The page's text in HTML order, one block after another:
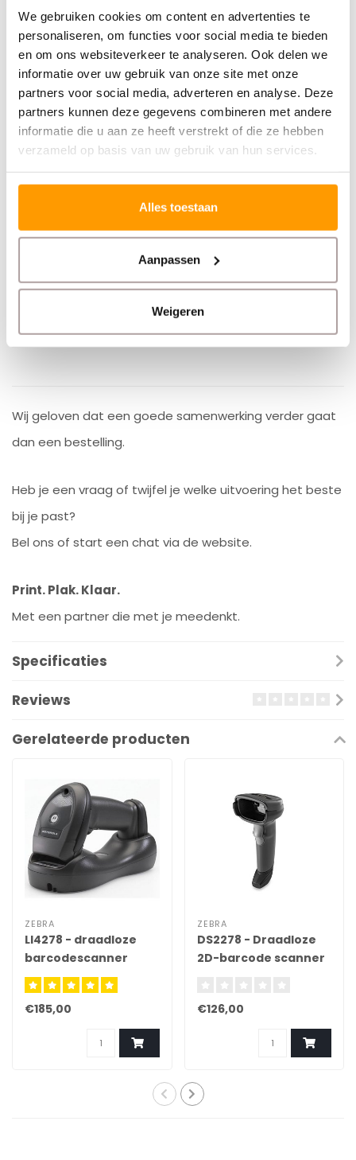
We gebruiken cookies om content en advertenties te
personaliseren, om functies voor social media te bieden
en om ons websiteverkeer te analyseren. Ook delen we
informatie over uw gebruik van onze site met onze
partners voor social media, adverteren en analyse. Deze
partners kunnen deze gegevens combineren met andere
informatie die u aan ze heeft verstrekt of die ze hebben
verzameld op basis van uw gebruik van hun services.
Alles toestaan
Aanpassen
Weigeren
USB-C aansluiting
WiFi verbinding
Bluetooth
NFC
Android (GMS)
Je koppelt hem eenvoudig met je systemen en gaat
Levering
Wij leveren de Zebra MC3400 Standard inclusief:
Wij geloven dat een goede samenwerking verder gaat
dan een bestelling.
Heb je een vraag of twijfel je welke uitvoering het beste
bij je past?
Bel ons of start een chat via de website.
Print. Plak. Klaar.
Met een partner die met je meedenkt.
Specificaties
Reviews
Gerelateerde producten
ZEBRA
LI4278 - draadloze
barcodescanner
€185,00
ZEBRA
DS2278 - Draadloze
2D-barcode scanner
€126,00